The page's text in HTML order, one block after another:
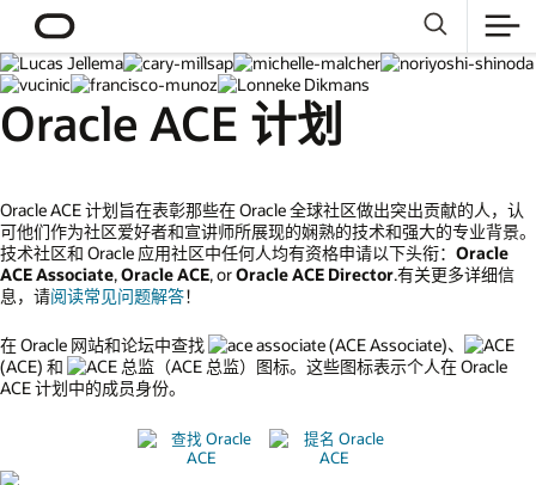
Oracle ACE 计划
Oracle ACE 计划旨在表彰那些在 Oracle 全球社区做出突出贡献的人，认
可他们作为社区爱好者和宣讲师所展现的娴熟的技术和强大的专业背景。
技术社区和 Oracle 应用社区中任何人均有资格申请以下头衔： Oracle
ACE Associate,Oracle ACE, orOracle ACE Director.有关更多详细信
息，请阅读常见问题解答！
在 Oracle 网站和论坛中查找
(ACE Associate)、
(ACE) 和
（ACE 总监）图标。这些图标表示个人在 Oracle
ACE 计划中的成员身份。